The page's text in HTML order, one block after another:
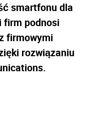
smartfonu dla
firm podnosi
firmowymi
rozwiązaniu